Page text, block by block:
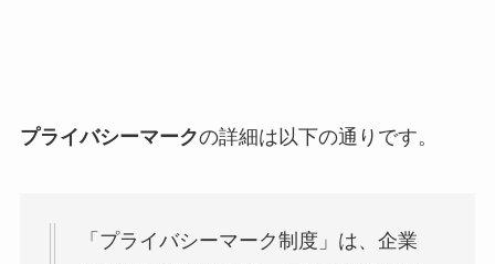
プライバシーマークの詳細は以下の通りです。
「プライバシーマーク制度」は、企業